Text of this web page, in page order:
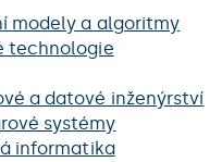
modely a algoritmy
technologie
a datové inženýrství
systémy
informatika